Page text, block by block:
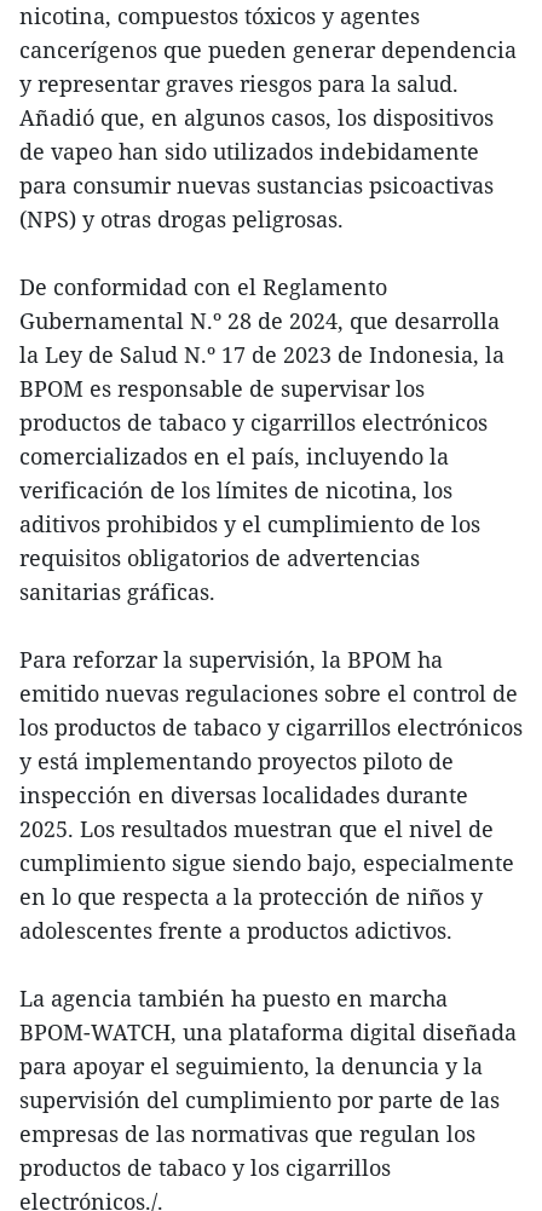
nicotina, compuestos tóxicos y agentes
cancerígenos que pueden generar dependencia
y representar graves riesgos para la salud.
Añadió que, en algunos casos, los dispositivos
de vapeo han sido utilizados indebidamente
para consumir nuevas sustancias psicoactivas
(NPS) y otras drogas peligrosas.
De conformidad con el Reglamento
Gubernamental N.º 28 de 2024, que desarrolla
la Ley de Salud N.º 17 de 2023 de Indonesia, la
BPOM es responsable de supervisar los
productos de tabaco y cigarrillos electrónicos
comercializados en el país, incluyendo la
verificación de los límites de nicotina, los
aditivos prohibidos y el cumplimiento de los
requisitos obligatorios de advertencias
sanitarias gráficas.
Para reforzar la supervisión, la BPOM ha
emitido nuevas regulaciones sobre el control de
los productos de tabaco y cigarrillos electrónicos
y está implementando proyectos piloto de
inspección en diversas localidades durante
2025. Los resultados muestran que el nivel de
cumplimiento sigue siendo bajo, especialmente
en lo que respecta a la protección de niños y
adolescentes frente a productos adictivos.
La agencia también ha puesto en marcha
BPOM-WATCH, una plataforma digital diseñada
para apoyar el seguimiento, la denuncia y la
supervisión del cumplimiento por parte de las
empresas de las normativas que regulan los
productos de tabaco y los cigarrillos
electrónicos./.